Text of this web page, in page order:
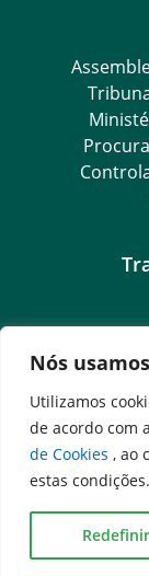
Nós
Utilizamos
de acordo com
de Cookies , ao
estas condições.
SIC –
e-SIC –